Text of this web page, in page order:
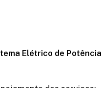
Elétrico de Potência